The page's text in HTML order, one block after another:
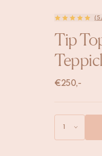
Tip
€250,-